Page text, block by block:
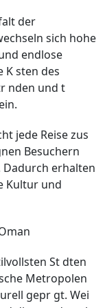
der
sich hohe
endlose
K sten des
nden und t
jede Reise zus
Besuchern
erhalten
Kultur und
St dten
Metropolen
gepr gt. Wei